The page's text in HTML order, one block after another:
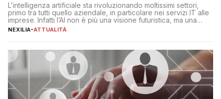
L’intelligenza artificiale sta rivoluzionando moltissimi settori,
primo tra tutti quello aziendale, in particolare nei servizi IT alle
imprese. Infatti l’AI non è più una visione futuristica, ma una
realtà operativa che sta portando a un cambio significativo in
operazioni, bensì comporta […]
NEXILIA-ATTUALITÀ